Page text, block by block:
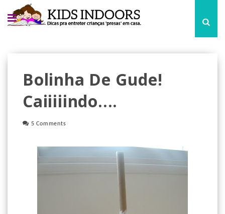
Bolinha De Gude!
Caiiiiindo....
5 Comments